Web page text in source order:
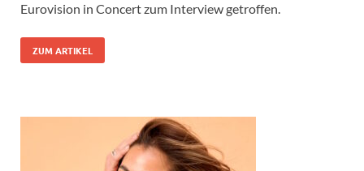
Eurovision in Concert zum Interview getroffen.
ZUM ARTIKEL